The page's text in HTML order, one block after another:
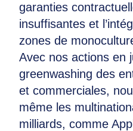
garanties
insuffisantes et
zones de
Avec nos actions en
greenwashing des
et commerciales,
même les
milliards, comme